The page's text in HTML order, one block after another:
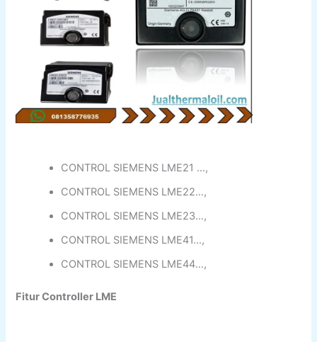
CONTROL SIEMENS LME21 …,
CONTROL SIEMENS LME22…,
CONTROL SIEMENS LME23…,
CONTROL SIEMENS LME41…,
CONTROL SIEMENS LME44…,
Fitur Controller LME